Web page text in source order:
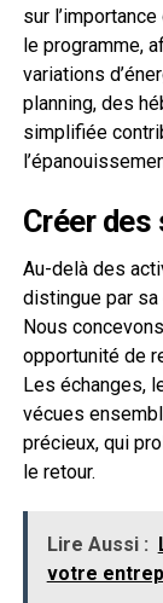
sur
le programme,
variations
planning, des
simplifiée
Créer
Au-delà des
distingue par
Nous
opportunité de
Les échanges,
vécues
précieux, qui
le retour.
Lire Aussi :
votre